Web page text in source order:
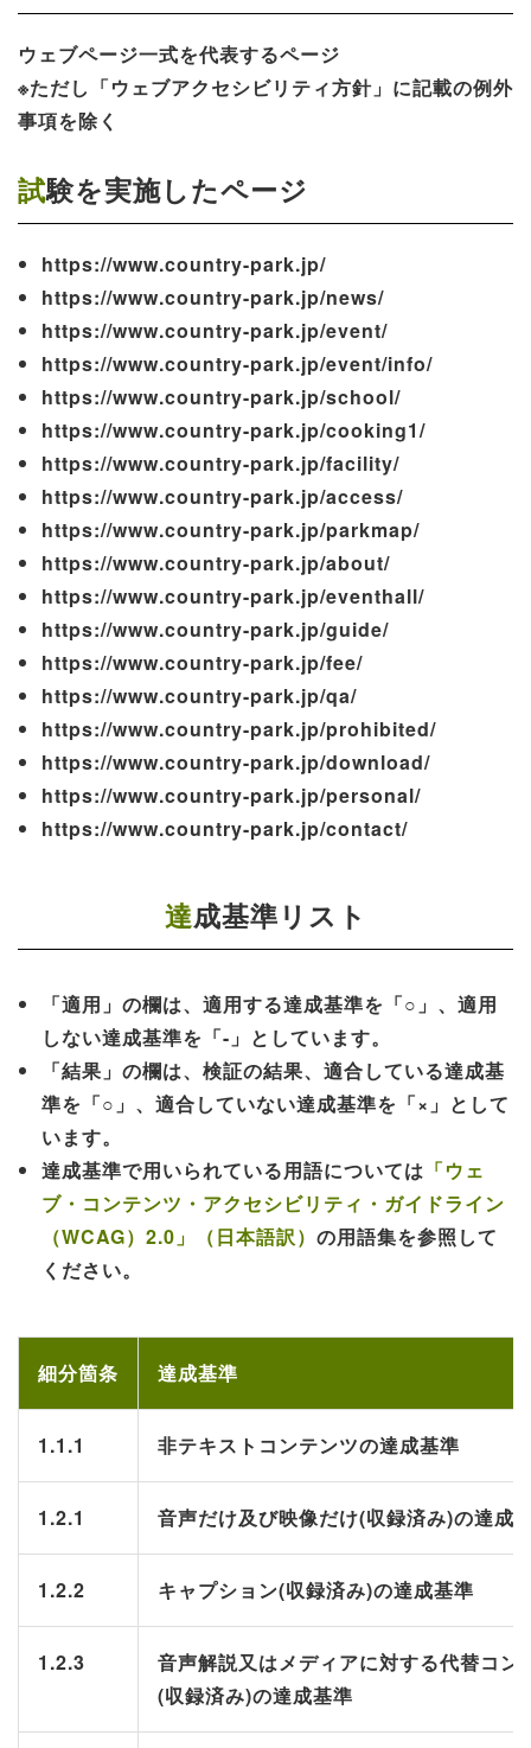
ウェブページ一式を代表するページ
※ただし「ウェブアクセシビリティ方針」に記載の例外
事項を除く
試験を実施したページ
https://www.country-park.jp/
https://www.country-park.jp/news/
https://www.country-park.jp/event/
https://www.country-park.jp/event/info/
https://www.country-park.jp/school/
https://www.country-park.jp/cooking1/
https://www.country-park.jp/facility/
https://www.country-park.jp/access/
https://www.country-park.jp/parkmap/
https://www.country-park.jp/about/
https://www.country-park.jp/eventhall/
https://www.country-park.jp/guide/
https://www.country-park.jp/fee/
https://www.country-park.jp/qa/
https://www.country-park.jp/prohibited/
https://www.country-park.jp/download/
https://www.country-park.jp/personal/
https://www.country-park.jp/contact/
達成基準リスト
「適用」の欄は、適用する達成基準を「○」、適用
しない達成基準を「-」としています。
「結果」の欄は、検証の結果、適合している達成基
準を「○」、適合していない達成基準を「×」として
います。
達成基準で用いられている用語については 「ウェ
ブ・コンテンツ・アクセシビリティ・ガイドライン
（WCAG）2.0」（日本語訳） の用語集を参照して
ください。
細分箇条 達成基準
1.1.1 非テキストコンテンツの達成基準
1.2.1 音声だけ及び映像だけ(収録済み)の達成
1.2.2 キャプション(収録済み)の達成基準
1.2.3
音声解説又はメディアに対する代替コン
(収録済み)の達成基準